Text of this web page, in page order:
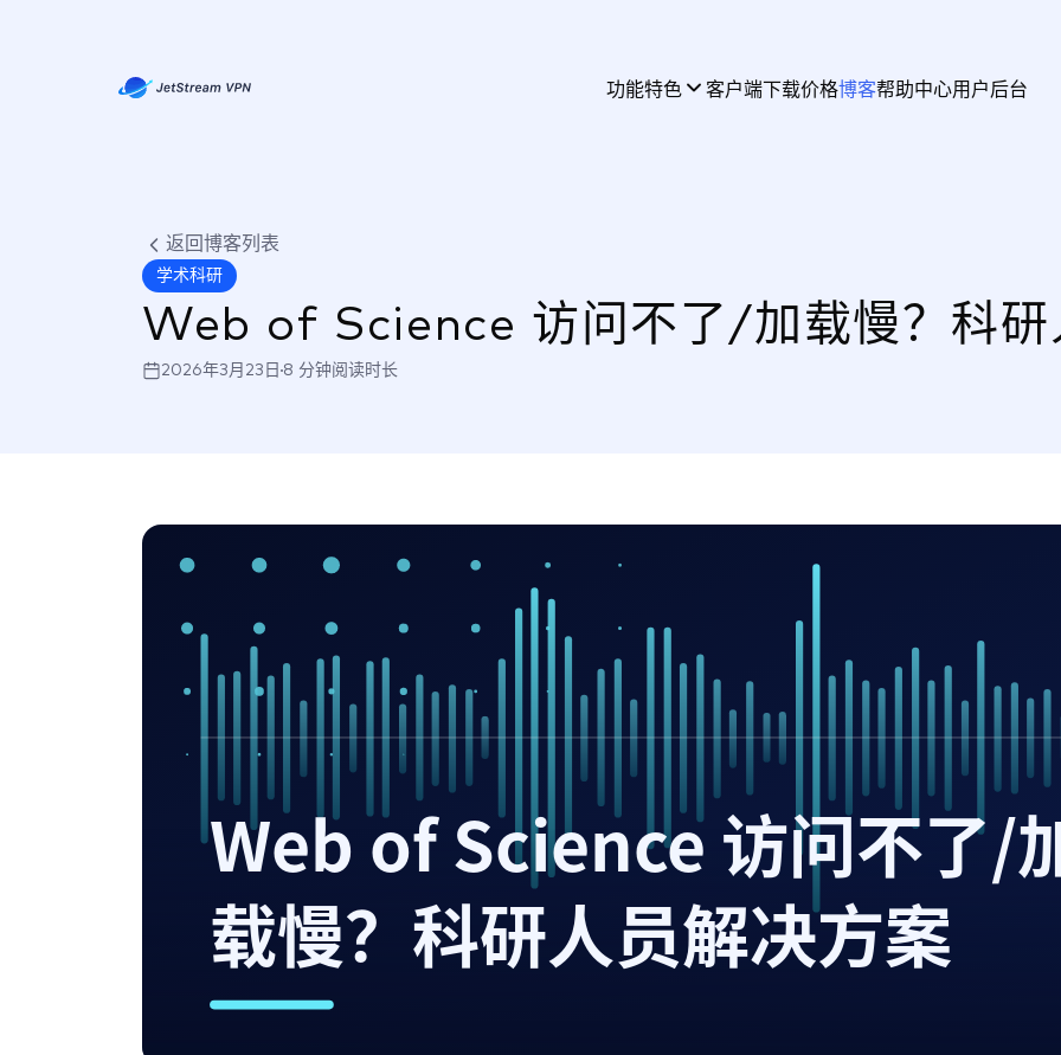
功能特色 客户端下载价格博客帮助中心用户后台
返回博客列表
学术科研
Web of Science 访问不了/加载慢？科研
2026年3月23日 8 分钟阅读时长
Web of Science 访问不了/
载慢？科研人员解决方案